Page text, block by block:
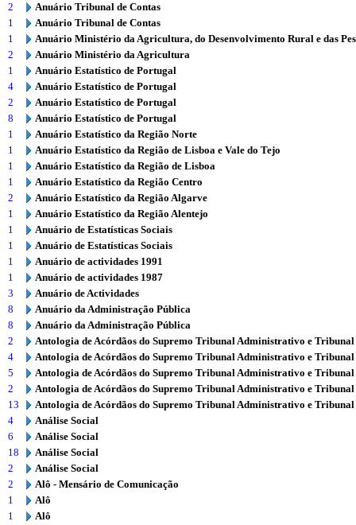
2
Anuário Tribunal de Contas
1
Anuário Tribunal de Contas
1
Anuário Ministério da Agricultura, do Desenvolvimento Rural e das
2
Anuário Ministério da Agricultura
1
Anuário Estatístico de Portugal
4
Anuário Estatístico de Portugal
2
Anuário Estatístico de Portugal
8
Anuário Estatístico de Portugal
1
Anuário Estatístico da Região Norte
1
Anuário Estatístico da Região de Lisboa e Vale do Tejo
1
Anuário Estatístico da Região de Lisboa
1
Anuário Estatístico da Região Centro
2
Anuário Estatístico da Região Algarve
1
Anuário Estatístico da Região Alentejo
1
Anuário de Estatísticas Sociais
1
Anuário de Estatísticas Sociais
1
Anuário de actividades 1991
1
Anuário de actividades 1987
3
Anuário de Actividades
8
Anuário da Administração Pública
8
Anuário da Administração Pública
2
Antologia de Acórdãos do Supremo Tribunal Administrativo e
4
Antologia de Acórdãos do Supremo Tribunal Administrativo e
5
Antologia de Acórdãos do Supremo Tribunal Administrativo e
2
Antologia de Acórdãos do Supremo Tribunal Administrativo e
13
Antologia de Acórdãos do Supremo Tribunal Administrativo e
4
Análise Social
6
Análise Social
18
Análise Social
2
Análise Social
2
Alô - Mensário de Comunicação
1
Alô
1
Alô